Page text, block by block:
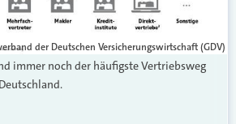
der Deutschen Versicherungswirtschaft (GDV)
immer noch der häufigste Vertriebsweg